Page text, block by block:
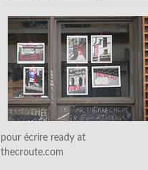
pour écrire ready at
thecroute.com